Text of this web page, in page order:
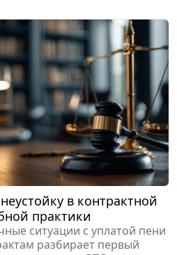
генерального
взыскать причиненные
в рамках процедуры
и юридически
примере конкретного
главный юрист ООО "А-